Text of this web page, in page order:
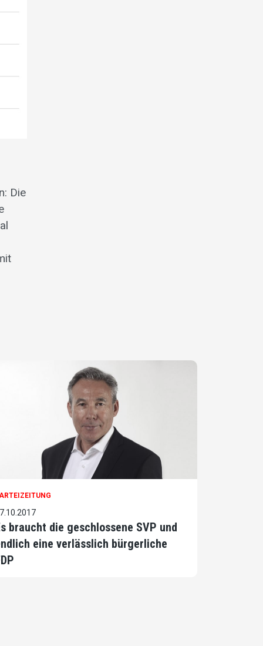
Die
braucht die geschlossene SVP und
eine verlässlich bürgerliche